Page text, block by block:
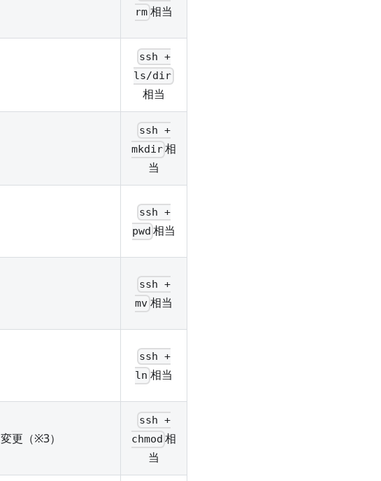
rm 相当
ssh +
ls/dir
相当
ssh +
mkdir相
当
ssh +
pwd 相当
ssh +
mv 相当
ssh +
ln 相当
更（※3）
ssh +
chmod 相
当